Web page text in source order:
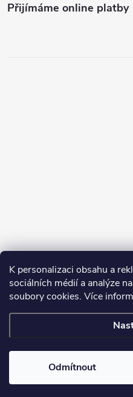
K personalizaci obsahu a
sociálních médií a analýze
soubory cookies. Více
Odmítnout
Přijímáme online platby